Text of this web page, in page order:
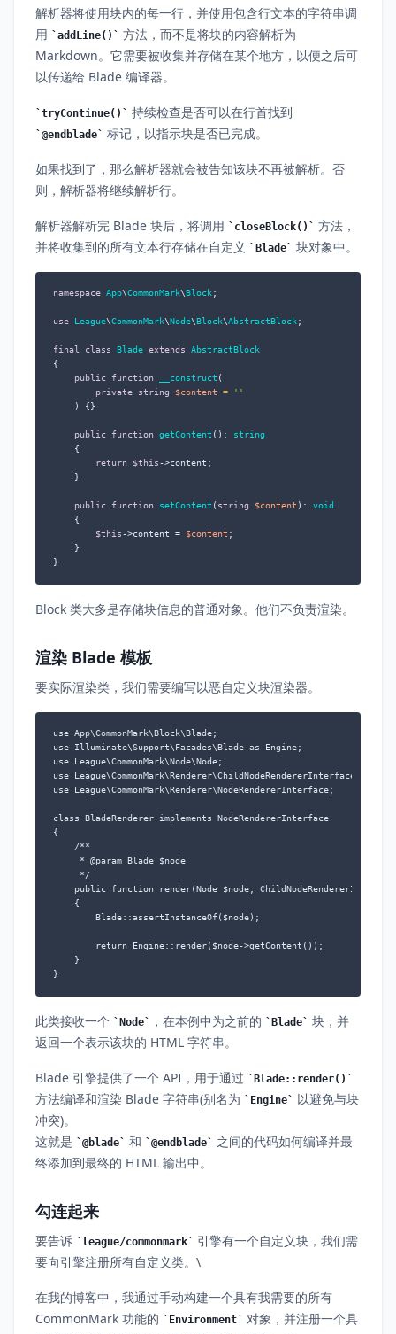
解析器将使用块内的每一行，并使用包含行文本的字符串调
用
addLine()
方法，而不是将块的内容解析为
Markdown。它需要被收集并存储在某个地方，以便之后可
以传递给 Blade 编译器。
tryContinue() 持续检查是否可以在行首找到
@endblade 标记，以指示块是否已完成。
如果找到了，那么解析器就会被告知该块不再被解析。否
则，解析器将继续解析行。
解析器解析完 Blade 块后，将调用 closeBlock()
方法，
并将收集到的所有文本行存储在自定义
Blade 块对象中。
namespace App\CommonMark\Block;
use League\CommonMark\Node\Block\AbstractBlock;
final class Blade extends
AbstractBlock
{
public
function __construct (
private
string $content =
''
)
{}
public function getContent ( ):
string
{
return
$this->content;
    }
public function setContent ( string $content ): void
{
$this->content = $content ;
    }
}
Block 类大多是存储块信息的普通对象。他们不负责渲染。
渲染 Blade 模板
要实际渲染类，我们需要编写以恶自定义块渲染器。
use App\CommonMark\Block\Blade;
use Illuminate\Support\Facades\Blade as Engine;
use League\CommonMark\Node\Node;
use League\CommonMark\Renderer\ChildNodeRendererInterface;
use League\CommonMark\Renderer\NodeRendererInterface;
class BladeRenderer implements NodeRendererInterface
{
    /**
     * @param Blade $node
     */
public function render(Node $node,
    {
        Blade::assertInstanceOf($node);
        return Engine::render($node->getContent());
    }
}
此类接收一个 Node ，在本例中为之前的 Blade
块，并
返回一个表示该块的 HTML 字符串。
Blade 引擎提供了一个 API，用于通过 Blade::render()
方法编译和渲染 Blade 字符串(别名为 Engine
以避免与块
冲突)。
这就是
@blade 和 @endblade
之间的代码如何编译并最
终添加到最终的 HTML 输出中。
勾连起来
要告诉 league/commonmark
引擎有一个自定义块，我们需
要向引擎注册所有自定义类。\
在我的博客中，我通过手动构建一个具有我需要的所有
CommonMark 功能的
Environment
对象，并注册一个具